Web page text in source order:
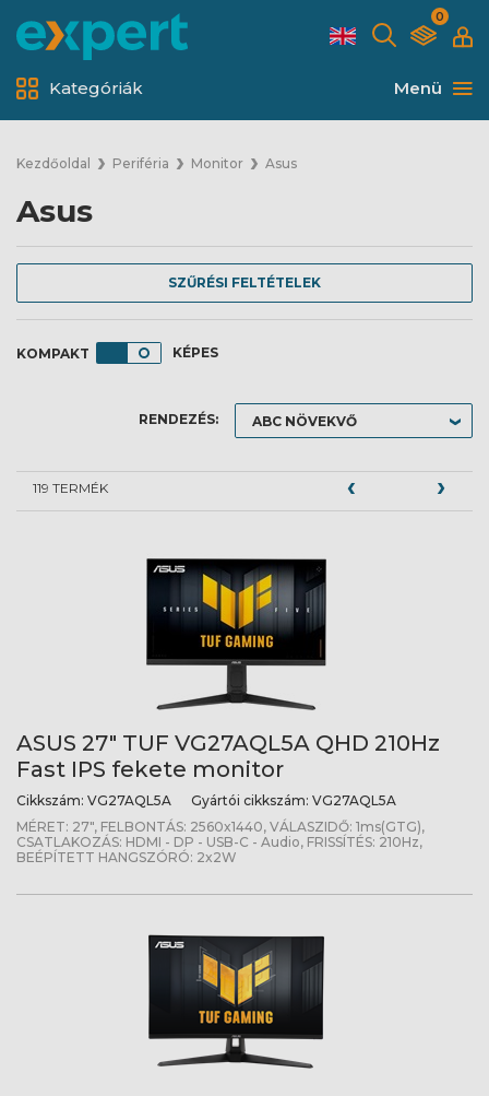
0
Menü
Kategóriák
Kezdőoldal Periféria Monitor Asus
Asus
SZŰRÉSI FELTÉTELEK
KÉPES
RENDEZÉS:
119 TERMÉK
ASUS 27" TUF VG27AQL5A QHD 210Hz
Fast IPS fekete monitor
Cikkszám: VG27AQL5A Gyártói cikkszám: VG27AQL5A
MÉRET: 27", FELBONTÁS: 2560x1440, VÁLASZIDŐ: 1ms(GTG),
CSATLAKOZÁS: HDMI - DP - USB-C - Audio, FRISSÍTÉS: 210Hz,
BEÉPÍTETT HANGSZÓRÓ: 2x2W